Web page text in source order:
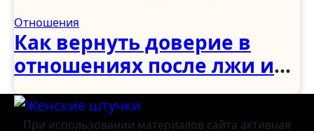
трудностями
Отношения
Как вернуть доверие в
отношениях после лжи и
измены: советы
психологов
При использовании материалов сайта активная